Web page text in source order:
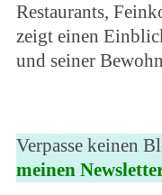
Restaurants,
zeigt einen
und seiner
Verpasse keinen
meinen